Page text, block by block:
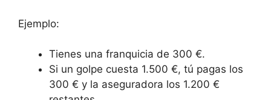
Ejemplo:
Tienes una franquicia de 300 €.
Si un golpe cuesta 1.500 €, tú pagas los
300 € y la aseguradora los 1.200 €